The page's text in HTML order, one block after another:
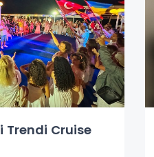
Trendi Cruise